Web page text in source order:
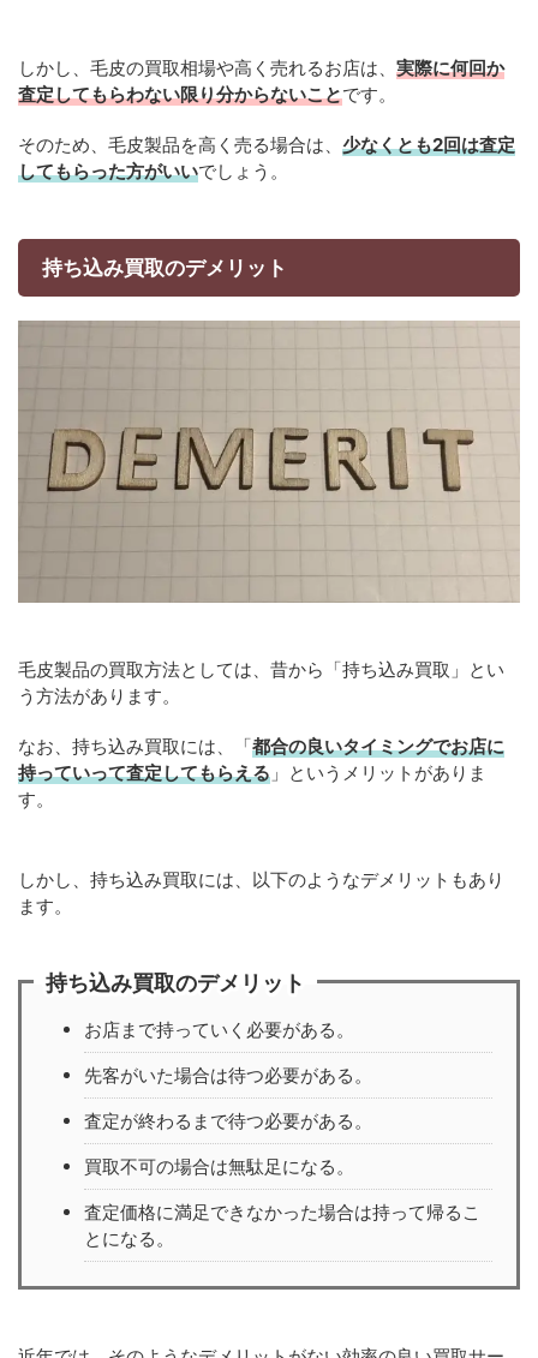
しかし、毛皮の買取相場や高く売れるお店は、 実際に何回か
査定してもらわない限り分からないことです。
そのため、毛皮製品を高く売る場合は、 少なくとも2回は査定
してもらった方がいいでしょう。
持ち込み買取のデメリット
毛皮製品の買取方法としては、昔から「持ち込み買取」とい
う方法があります。
なお、持ち込み買取には、「都合の良いタイミングでお店に
持っていって査定してもらえる 」というメリットがありま
す。
しかし、持ち込み買取には、以下のようなデメリットもあり
ます。
持ち込み買取のデメリット
お店まで持っていく必要がある。
先客がいた場合は待つ必要がある。
査定が終わるまで待つ必要がある。
買取不可の場合は無駄足になる。
査定価格に満足できなかった場合は持って帰るこ
とになる。